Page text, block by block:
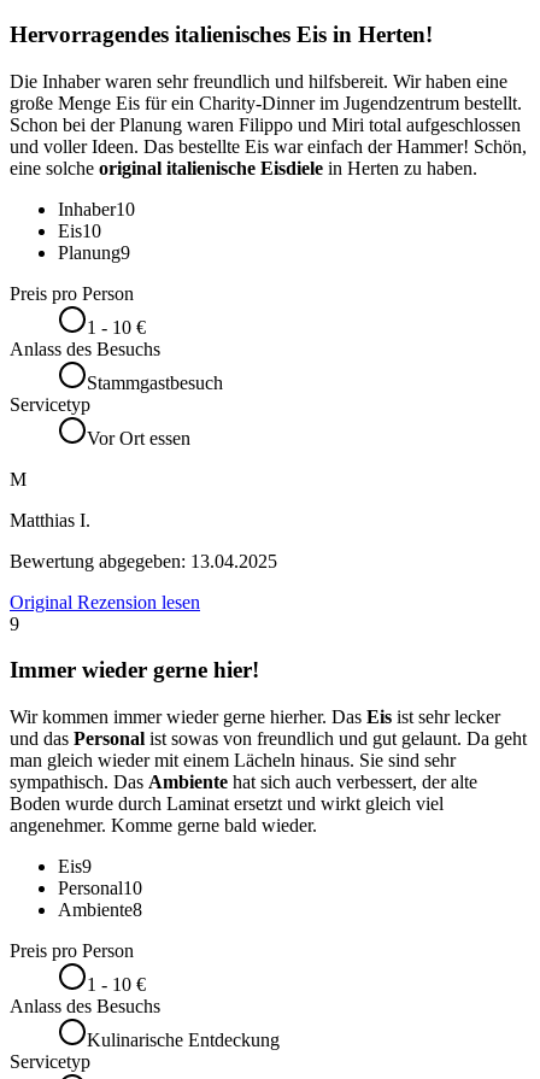
Hervorragendes italienisches Eis in Herten!
Die Inhaber waren sehr freundlich und hilfsbereit. Wir haben eine
große Menge Eis für ein Charity-Dinner im Jugendzentrum bestellt.
Schon bei der Planung waren Filippo und Miri total aufgeschlossen
und voller Ideen. Das bestellte Eis war einfach der Hammer! Schön,
eine solche original italienische Eisdiele in Herten zu haben.
Inhaber10
Eis10
Planung9
Preis pro Person
1 - 10 €
Anlass des Besuchs
Stammgastbesuch
Servicetyp
Vor Ort essen
M
Matthias I.
Bewertung abgegeben: 13.04.2025
Original Rezension lesen
9
Immer wieder gerne hier!
Wir kommen immer wieder gerne hierher. Das Eis ist sehr lecker
und das Personal ist sowas von freundlich und gut gelaunt. Da geht
man gleich wieder mit einem Lächeln hinaus. Sie sind sehr
sympathisch. Das Ambiente hat sich auch verbessert, der alte
Boden wurde durch Laminat ersetzt und wirkt gleich viel
angenehmer. Komme gerne bald wieder.
Eis9
Personal10
Ambiente8
Preis pro Person
1 - 10 €
Anlass des Besuchs
Kulinarische Entdeckung
Servicetyp